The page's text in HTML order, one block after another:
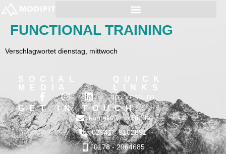
FUNCTIONAL TRAINING
Verschlagwortet dienstag, mittwoch
SOCIAL
MEDIA
QUICK
LINKS
Impressum
GET IN TOUCH
kontakt@modifit.de
02941 - 9102891
0178 - 2964685